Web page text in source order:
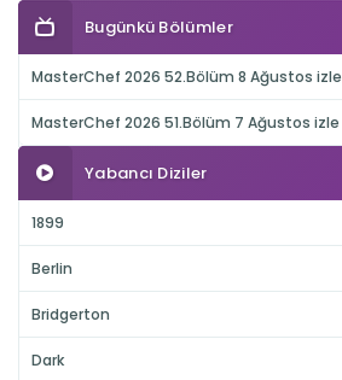
Bugünkü Bölümler
MasterChef 2026 52.Bölüm 8 Ağustos izle
MasterChef 2026 51.Bölüm 7 Ağustos izle
Yabancı Diziler
1899
Berlin
Bridgerton
Dark